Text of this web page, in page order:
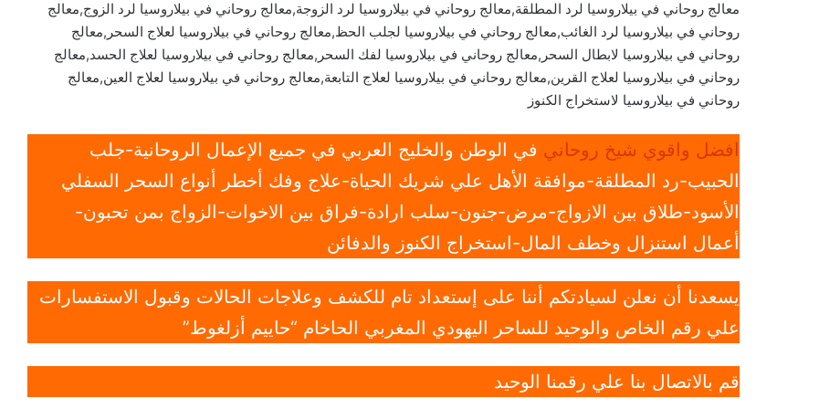
معالج روحاني في بيلاروسيا لرد المطلقة,معالج روحاني في بيلاروسيا لرد الزوجة,معالج روحاني في بيلاروسيا لرد الزوج,معالج
روحاني في بيلاروسيا لرد الغائب,معالج روحاني في بيلاروسيا لجلب الحظ,معالج روحاني في بيلاروسيا لعلاج السحر,معالج
روحاني في بيلاروسيا لابطال السحر,معالج روحاني في بيلاروسيا لفك السحر,معالج روحاني في بيلاروسيا لعلاج الحسد,معالج
روحاني في بيلاروسيا لعلاج القرين,معالج روحاني في بيلاروسيا لعلاج التابعة,معالج روحاني في بيلاروسيا لعلاج العين,معالج
روحاني في بيلاروسيا لاستخراج الكنوز
افضل واقوي شيخ روحاني في الوطن والخليج العربي في جميع الإعمال الروحانية-جلب
الحبيب-رد المطلقة-موافقة الأهل علي شريك الحياة-علاج وفك أخطر أنواع السحر السفلي
الأسود-طلاق بين الازواج-مرض-جنون-سلب ارادة-فراق بين الاخوات-الزواج بمن تحبون-
أعمال استنزال وخطف المال-استخراج الكنوز والدفائن
يسعدنا أن نعلن لسيادتكم أننا على إستعداد تام للكشف وعلاجات الحالات وقبول الاستفسارات
علي رقم الخاص والوحيد للساحر اليهودي المغربي الحاخام “حاييم أزلغوط”
قم بالاتصال بنا علي رقمنا الوحيد